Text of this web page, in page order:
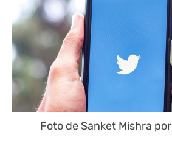
Foto de Sanket Mishra por